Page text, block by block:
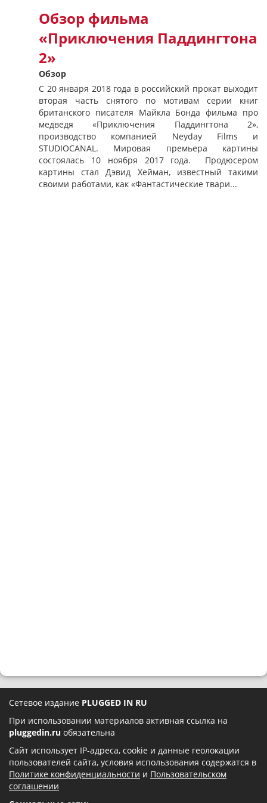
Обзор фильма
«Приключения Паддингтона
2»
Обзор
С 20 января 2018 года в российский прокат выходит
вторая часть снятого по мотивам серии книг
британского писателя Майкла Бонда фильма про
медведя «Приключения Паддингтона 2»,
производство компанией Neyday Films и
STUDIOCANAL. Мировая премьера картины
состоялась 10 ноября 2017 года. Продюсером
картины стал Дэвид Хейман, известный такими
своими работами, как «Фантастические твари...
Сетевое издание PLUGGED IN RU
При использовании материалов активная ссылка на
pluggedin.ru обязательна
Сайт использует IP-адреса, cookie и данные геолокации
пользователей сайта, условия использования содержатся в
Политике конфиденциальности и Пользовательском
соглашении